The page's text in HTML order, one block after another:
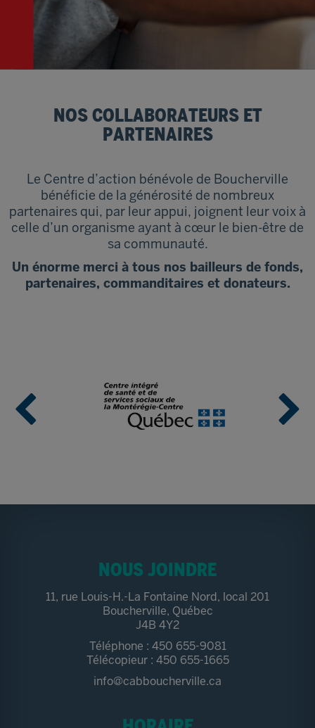
PARTENAIRES
bénéficie de la générosité de nombreux
partenaires qui, par leur appui, joignent leur voix à
celle d’un organisme ayant à cœur le bien-être de
sa communauté.
Un énorme merci à tous nos bailleurs de fonds,
partenaires, commanditaires et donateurs.
Boucherville, Québec
J4B 4Y2
Téléphone : 450 655-9081
Télécopieur : 450 655-1665
info@cabboucherville.ca